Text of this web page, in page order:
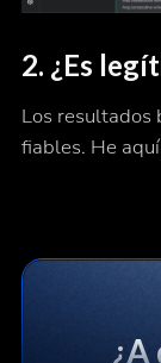
2. ¿Es
Los resultados
fiables. He
¿A